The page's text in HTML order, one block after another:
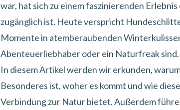
war, hat sich zu einem faszinierenden
zugänglich ist. Heute verspricht
Momente in atemberaubenden
Abenteuerliebhaber oder ein Naturfreak sind.
In diesem Artikel werden wir erkunden,
Besonderes ist, woher es kommt und wie
Verbindung zur Natur bietet. Außerdem